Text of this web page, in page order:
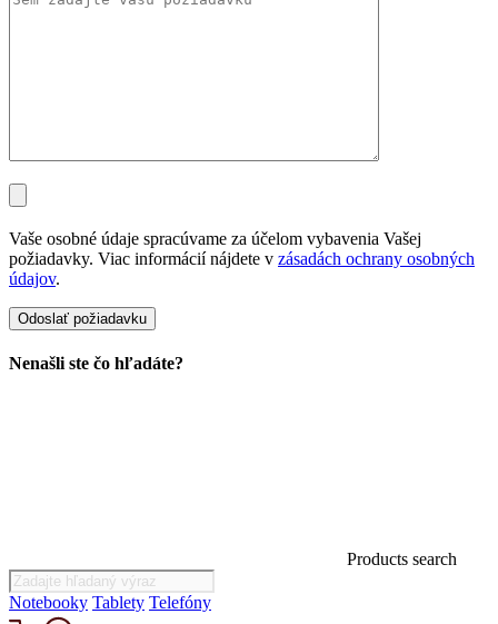
Vaše osobné údaje spracúvame za účelom vybavenia Vašej
požiadavky. Viac informácií nájdete v zásadách ochrany osobných
údajov.
Nenašli ste čo hľadáte?
Products search
Notebooky Tablety Telefóny